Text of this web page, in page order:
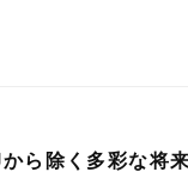
ら除く多彩な